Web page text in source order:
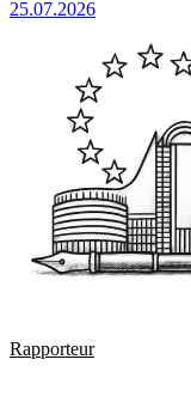
25.07.2026
Rapporteur